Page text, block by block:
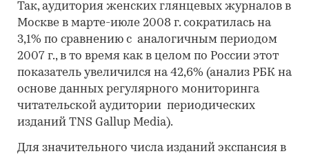
Так, аудитория женских глянцевых журналов в
Москве в марте-июле 2008 г. сократилась на
3,1% по сравнению с аналогичным периодом
2007 г., в то время как в целом по России этот
показатель увеличился на 42,6% (анализ РБК на
основе данных регулярного мониторинга
читательской аудитории периодических
изданий TNS Gallup Media).
Для значительного числа изданий экспансия в